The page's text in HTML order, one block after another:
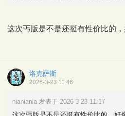
这次丐版是不是还挺有性价比的
洛克萨斯
2026-3-23 11:46
nianiania 发表于 2026-3-23 11:17